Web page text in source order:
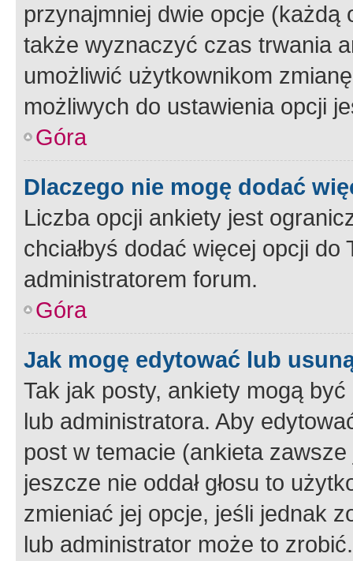
przynajmniej dwie opcje
także wyznaczyć czas trwania
umożliwić użytkownikom
możliwych do ustawienia opcji
Góra
Dlaczego nie mogę dodać
Liczba opcji ankiety jest
chciałbyś dodać więcej opcji
administratorem forum.
Góra
Jak mogę edytować lub
Tak jak posty, ankiety mogą
lub administratora. Aby
post w temacie (ankieta
jeszcze nie oddał głosu to
zmieniać jej opcje, jeśli jednak
lub administrator może to